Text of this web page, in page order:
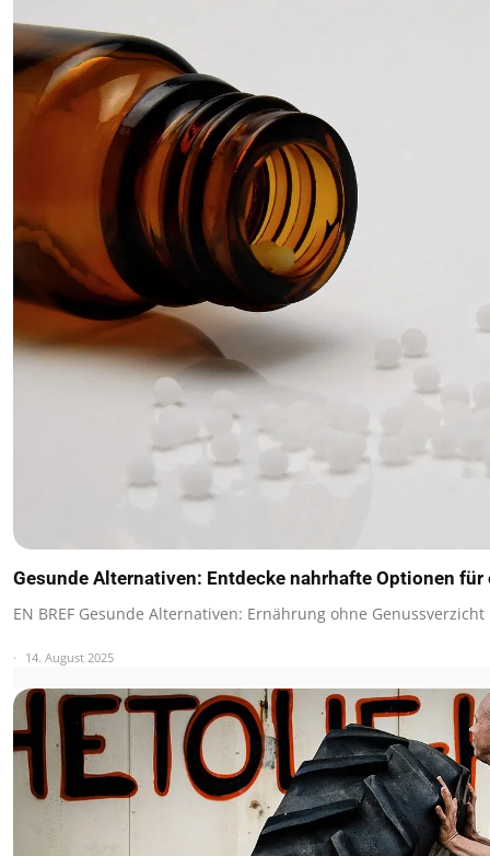
Gesunde Alternativen: Entdecke nahrhafte Optionen für
EN BREF Gesunde Alternativen: Ernährung ohne
14. August 2025